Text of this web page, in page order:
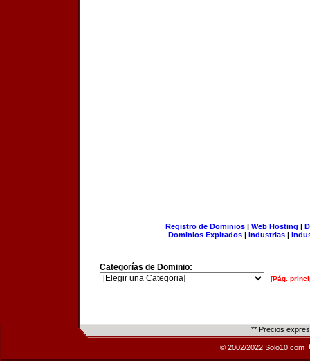
Registro de Dominios| Web Hosting |
Dominios Expirados | Industrias |
Categorías de Dominio:
[Pág.
** Precios
© 2002/2022 Solo10.com